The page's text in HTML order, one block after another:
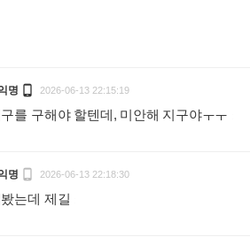
명  2026-06-13 22:15:19
를 구해야 할텐데, 미안해 지구야ㅜㅜ
명  2026-06-13 22:18:30
는데 제길